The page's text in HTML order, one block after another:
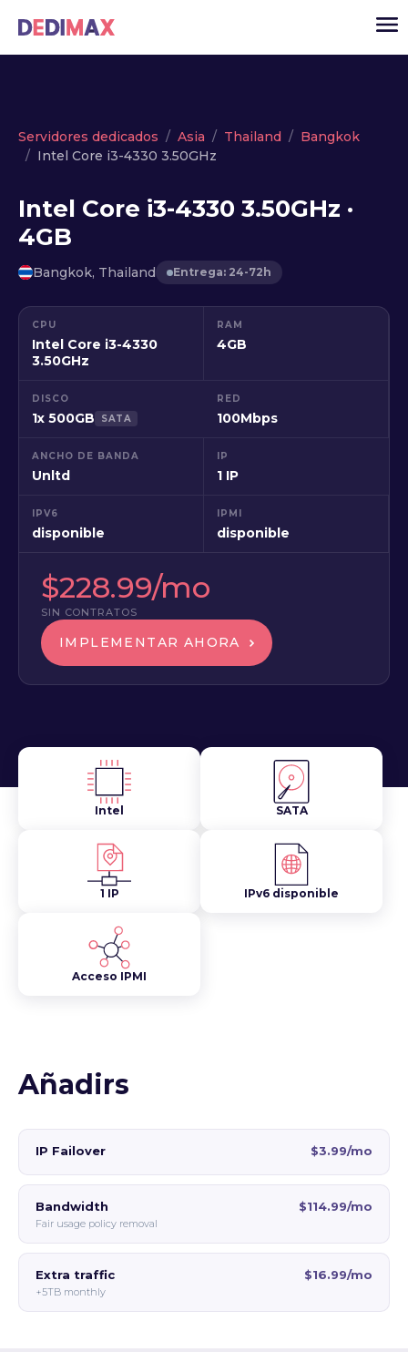
Cloud
Servidores dedicados
API
Noticias
Servidores dedicados Asia Thailand
Bangkok
Intel Core i3-4330 3.50GHz
Intel Core i3-4330 3.50GHz ·
4GB
Bangkok, Thailand Entrega: 24-72h
CPU
Intel Core i3-4330
3.50GHz
RAM
4GB
DISCO
1x 500GB SATA
RED
100Mbps
ANCHO DE BANDA
Unltd
IP
1 IP
IPV6
disponible
IPMI
disponible
$228.99/mo
SIN CONTRATOS
IMPLEMENTAR AHORA
Intel SATA
1 IP IPv6 disponible
Acceso IPMI
Añadirs
IP Failover $3.99/mo
Bandwidth
Fair usage policy removal
$114.99/mo
Extra traffic
+5TB monthly
$16.99/mo